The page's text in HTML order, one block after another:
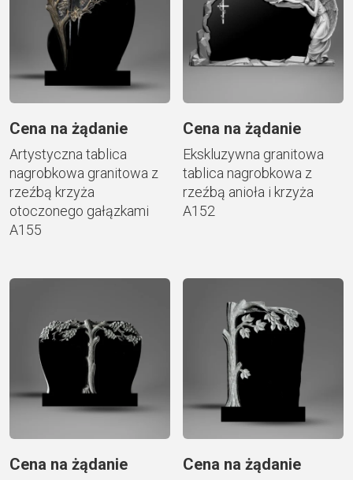
Cena na żądanie
Artystyczna tablica
nagrobkowa granitowa z
rzeźbą krzyża
otoczonego gałązkami
A155
Cena na żądanie
Ekskluzywna granitowa
tablica nagrobkowa z
rzeźbą anioła i krzyża
A152
Cena na żądanie Cena na żądanie